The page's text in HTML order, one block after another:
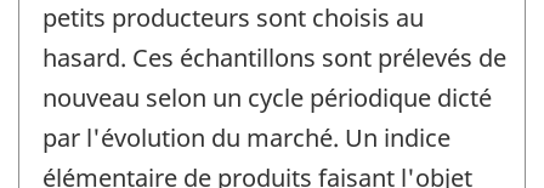
petits producteurs sont choisis au
hasard. Ces échantillons sont prélevés de
nouveau selon un cycle périodique dicté
par l'évolution du marché. Un indice
élémentaire de produits faisant l'objet